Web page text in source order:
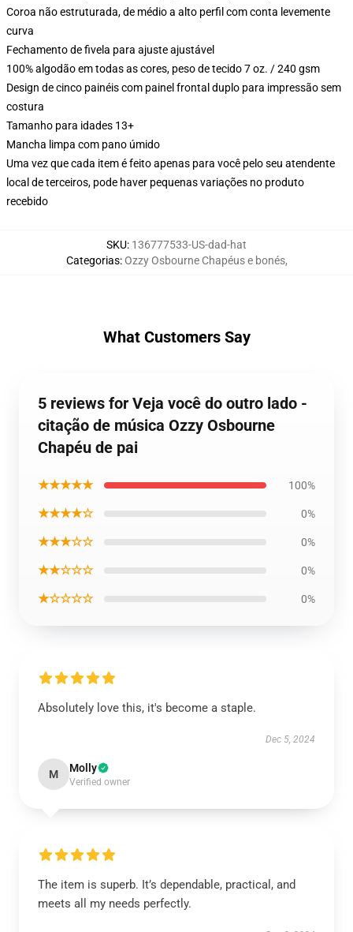
Coroa não estruturada, de médio a alto perfil com conta levemente
curva
Fechamento de fivela para ajuste ajustável
100% algodão em todas as cores, peso de tecido 7 oz. / 240 gsm
Design de cinco painéis com painel frontal duplo para impressão sem
costura
Tamanho para idades 13+
Mancha limpa com pano úmido
Uma vez que cada item é feito apenas para você pelo seu atendente
local de terceiros, pode haver pequenas variações no produto
recebido
SKU: 136777533-US-dad-hat
Categorias:Ozzy Osbourne Chapéus e bonés,
What Customers Say
5 reviews for Veja você do outro lado -
citação de música Ozzy Osbourne
Chapéu de pai
★★★★★ 100%
★★★★☆ 0%
★★★☆☆ 0%
★★☆☆☆ 0%
★☆☆☆☆ 0%
Absolutely love this, it's become a staple.
Dec 5, 2024
M Molly
Verified owner
The item is superb. It’s dependable, practical, and
meets all my needs perfectly.